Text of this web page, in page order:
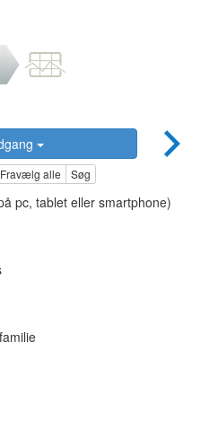
Fravælg alle Søg
pc, tablet eller smartphone)